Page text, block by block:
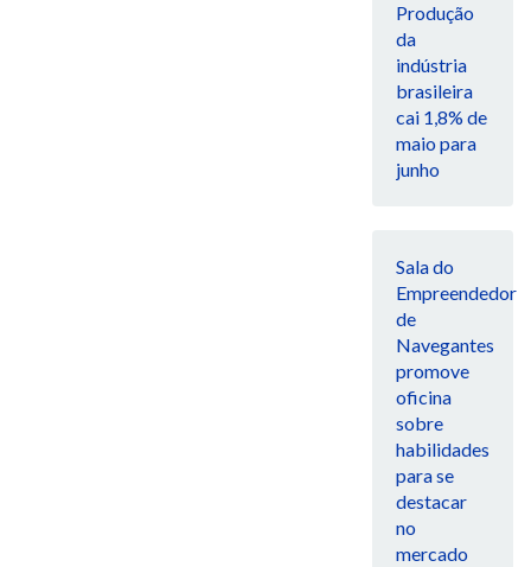
Produção
da
indústria
brasileira
cai 1,8% de
maio para
junho
Sala do
Empreendedor
de
Navegantes
promove
oficina
sobre
habilidades
para se
destacar
no
mercado